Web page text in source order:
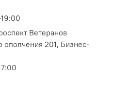
Ветеранов
ополчения 201, Бизнес-